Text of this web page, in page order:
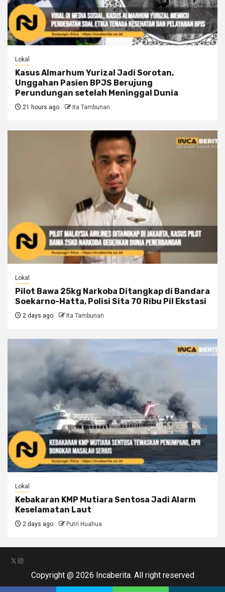
Lokal
Kasus Almarhum Yurizal Jadi Sorotan,
Unggahan Pasien BPJS Berujung
Perundungan setelah Meninggal Dunia
21 hours ago Ita Tambunan
Lokal
Pilot Bawa 25kg Narkoba Ditangkap di Bandara
Soekarno-Hatta, Polisi Sita 70 Ribu Pil Ekstasi
2 days ago Ita Tambunan
Lokal
Kebakaran KMP Mutiara Sentosa Jadi Alarm
Keselamatan Laut
2 days ago Putri Huahua
X Instagram
Copyright @ 2026 Incaberita. All right reserved